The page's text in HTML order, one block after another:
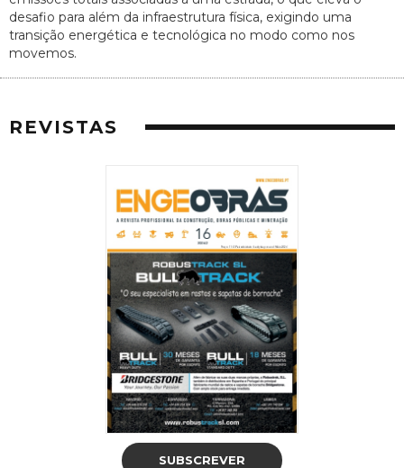
desafio para além da infraestrutura física, exigindo uma
transição energética e tecnológica no modo como nos
movemos.
REVISTAS
SUBSCREVER